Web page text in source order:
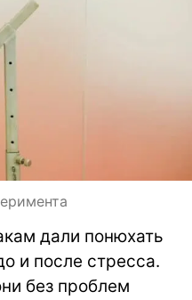
дали понюхать
и после стресса.
без проблем